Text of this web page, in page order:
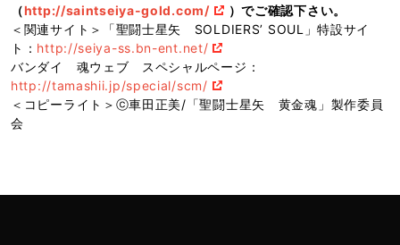
（http://saintseiya-gold.com/
）でご確認下さい。
＜関連サイト＞「聖闘士星矢 SOLDIERS’ SOUL」特設サイ
ト： http://seiya-ss.bn-ent.net/
バンダイ 魂ウェブ スペシャルページ：
http://tamashii.jp/special/scm/
＜コピーライト＞ⓒ車田正美/「聖闘士星矢 黄金魂」製作委員
会